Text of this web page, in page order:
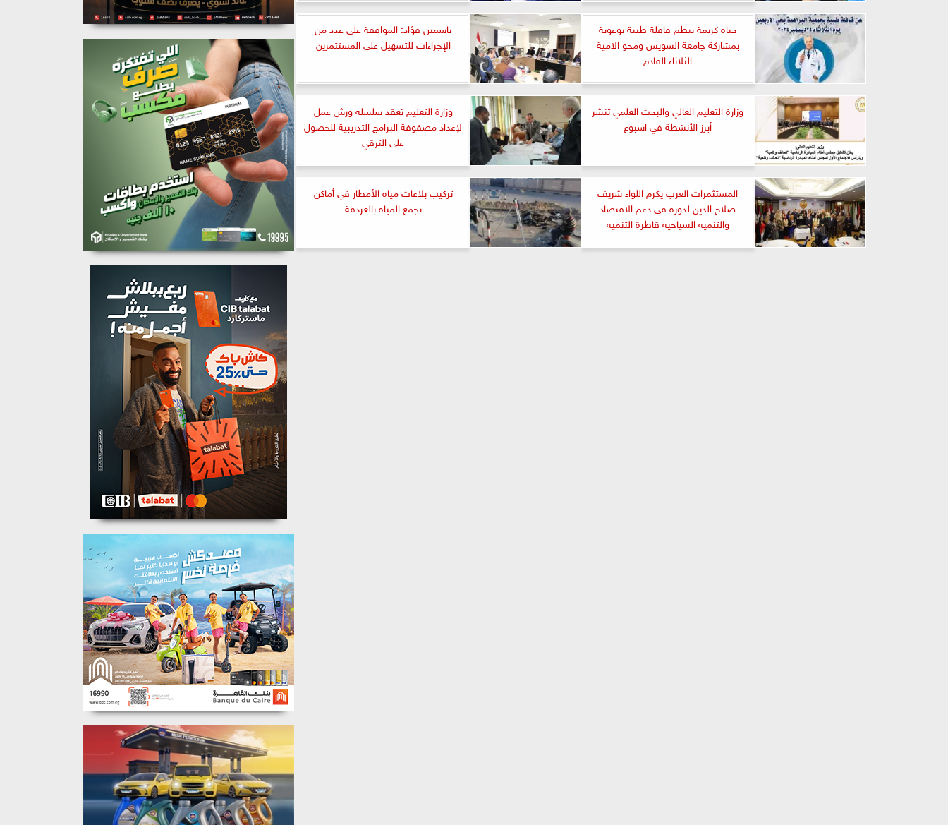
حياة كريمة تنظم قافلة طبية توعوية
بمشاركة جامعة السويس ومحو الامية
الثلاثاء القادم
ياسمين فؤاد: الموافقة على عدد من
الإجراءات للتسهيل على المستثمرين
وزارة التعليم العالي والبحث العلمي تنشر
أبرز الأنشطة في اسبوع
وزارة التعليم تعقد سلسلة ورش عمل
لإعداد مصفوفة البرامج التدريبية للحصول
على الترقي
المستثمرات العرب يكرم اللواء شريف
صلاح الدين لدوره فى دعم الاقتصاد
والتنمية السياحية قاطرة التنمية
تركيب بلاعات مياه الأمطار في أماكن
تجمع المياه بالغردقة